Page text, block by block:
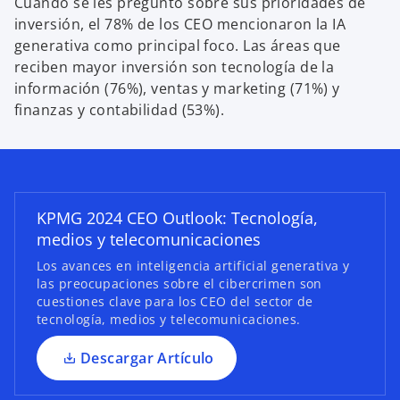
inversión, el 78% de los CEO mencionaron la IA
generativa como principal foco. Las áreas que
reciben mayor inversión son tecnología de la
información (76%), ventas y marketing (71%) y
finanzas y contabilidad (53%).
KPMG 2024 CEO Outlook: Tecnología,
medios y telecomunicaciones
Los avances en inteligencia artificial generativa y
las preocupaciones sobre el cibercrimen son
cuestiones clave para los CEO del sector de
tecnología, medios y telecomunicaciones.
Descargar Artículo
s
a
r
e
e
n
u
n
a
e
s